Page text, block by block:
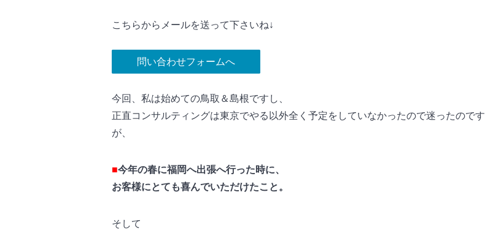
こちらからメールを送って下さいね↓
問い合わせフォームへ
今回、私は始めての鳥取＆島根ですし、
正直コンサルティングは東京でやる以外全く予定をしていなかったので迷ったのです
が、
■今年の春に福岡へ出張へ行った時に、
お客様にとても喜んでいただけたこと。
そして